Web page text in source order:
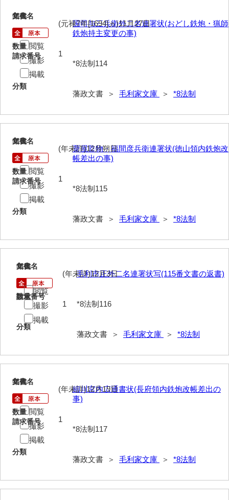
114
文書名
国司与三兵衛外二名連署状(おどし鉄炮・猟師
鉄炮持主変更の事)
請求番号
*8法制114
分類
藩政文書 ＞ 毛利家文庫 ＞ *8法制
年代
(元禄7年[1694]ヵ)11月27日
数量
1
閲覧
撮影
掲載
115
文書名
粟屋監物・福間彦兵衛連署状(徳山領内鉄炮改
帳差出の事)
請求番号
*8法制115
分類
藩政文書 ＞ 毛利家文庫 ＞ *8法制
年代
(年未詳)12月朔日
数量
1
閲覧
撮影
掲載
116
文書名
毛利市正外二名連署状写(115番文書の返書)
請求番号
*8法制116
分類
藩政文書 ＞ 毛利家文庫 ＞ *8法制
年代
(年未詳)12月3日
数量
1
閲覧
撮影
掲載
117
文書名
細川宮内広通書状(長府領内鉄炮改帳差出の
事)
請求番号
*8法制117
分類
藩政文書 ＞ 毛利家文庫 ＞ *8法制
年代
(年未詳)12月19日
数量
1
閲覧
撮影
掲載